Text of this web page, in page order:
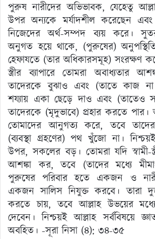
পুরুষ নারীদের অভিভাবক, যেহেতু
উপর অন্যকে মর্যাদশীল করেছেন
নিজেদের অর্থ-সম্পদ ব্যয় করে।
অনুগত হয়ে থাকে, (পুরুষের)
হেফাযতে (তার অধিকারসমূহ) সংরক্ষণ
স্ত্রীর ব্যাপারে তোমরা অবাধ্যতার
তাদেরকে বুঝাও এবং (তাতে কাজ
শয্যায় একা ছেড়ে দাও এবং (তাতেও
তাদেরকে (মৃদুভাবে) প্রহার করতে
তোমাদের আনুগত্য করে, তবে
(ব্যবস্থা গ্রহণের) পথ খুঁজো না।
উপর, সকলের বড়। তোমরা যদি স্বামী-
আশঙ্কা কর, তবে (তাদের মধ্যে
পুরুষের পরিবার হতে একজন ও
একজন সালিস নিযুক্ত করবে। তারা
করতে চায়, তবে আল্লাহ উভয়ের
দেবেন। নিশ্চয়ই আল্লাহ সর্ববিষয়ে
অবহিত। -সূরা নিসা (৪): ৩৪-৩৫